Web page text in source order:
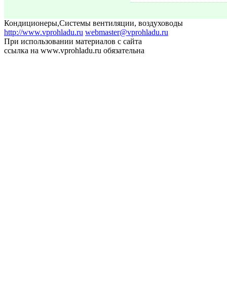
Кондиционеры,Системы вентиляции, воздуховоды
http://www.vprohladu.ru webmaster@vprohladu.ru
При использовании материалов с сайта
ссылка на www.vprohladu.ru обязательна